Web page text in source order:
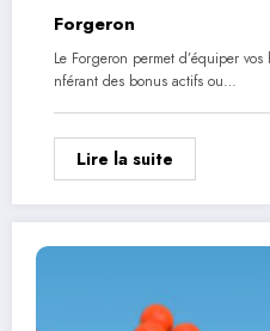
Forgeron
Le Forgeron permet d’équiper
nférant des bonus actifs ou…
Lire la suite